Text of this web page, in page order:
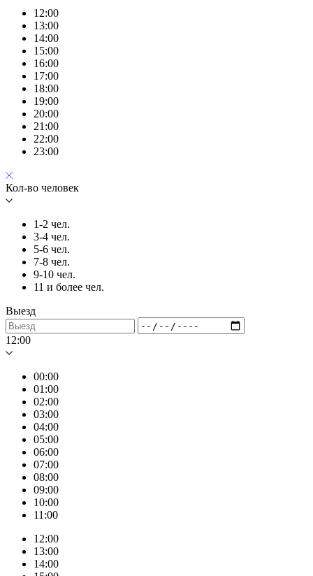
12:00
13:00
14:00
15:00
16:00
17:00
18:00
19:00
20:00
21:00
22:00
23:00
Кол-во человек
1-2 чел.
3-4 чел.
5-6 чел.
7-8 чел.
9-10 чел.
11 и более чел.
Выезд
12:00
00:00
01:00
02:00
03:00
04:00
05:00
06:00
07:00
08:00
09:00
10:00
11:00
12:00
13:00
14:00